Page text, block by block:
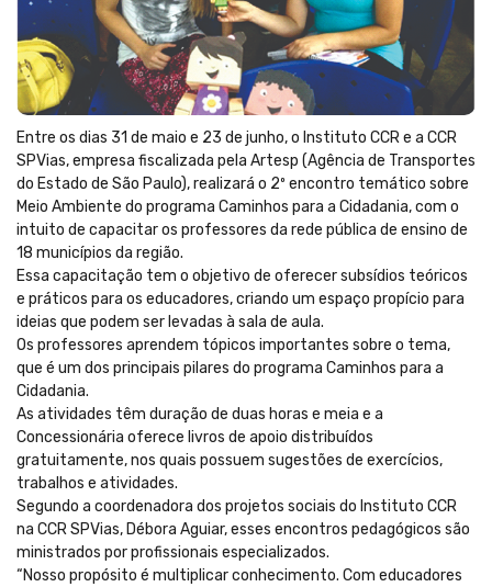
Entre os dias 31 de maio e 23 de junho, o Instituto CCR e a CCR
SPVias, empresa fiscalizada pela Artesp (Agência de Transportes
do Estado de São Paulo), realizará o 2º encontro temático sobre
Meio Ambiente do programa Caminhos para a Cidadania, com o
intuito de capacitar os professores da rede pública de ensino de
18 municípios da região.
Essa capacitação tem o objetivo de oferecer subsídios teóricos
e práticos para os educadores, criando um espaço propício para
ideias que podem ser levadas à sala de aula.
Os professores aprendem tópicos importantes sobre o tema,
que é um dos principais pilares do programa Caminhos para a
Cidadania.
As atividades têm duração de duas horas e meia e a
Concessionária oferece livros de apoio distribuídos
gratuitamente, nos quais possuem sugestões de exercícios,
trabalhos e atividades.
Segundo a coordenadora dos projetos sociais do Instituto CCR
na CCR SPVias, Débora Aguiar, esses encontros pedagógicos são
ministrados por profissionais especializados.
“Nosso propósito é multiplicar conhecimento. Com educadores